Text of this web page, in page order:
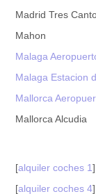
Madrid Tres
Mahon
Malaga
Malaga Estacion
Mallorca
Mallorca Alcudia
[alquiler coches 1
[alquiler coches 4